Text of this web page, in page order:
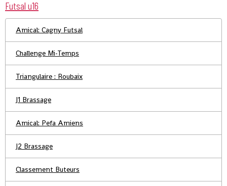
Futsal u16
Amical: Cagny Futsal
Challenge Mi-Temps
Triangulaire : Roubaix
J1 Brassage
Amical: Pefa Amiens
J2 Brassage
Classement Buteurs